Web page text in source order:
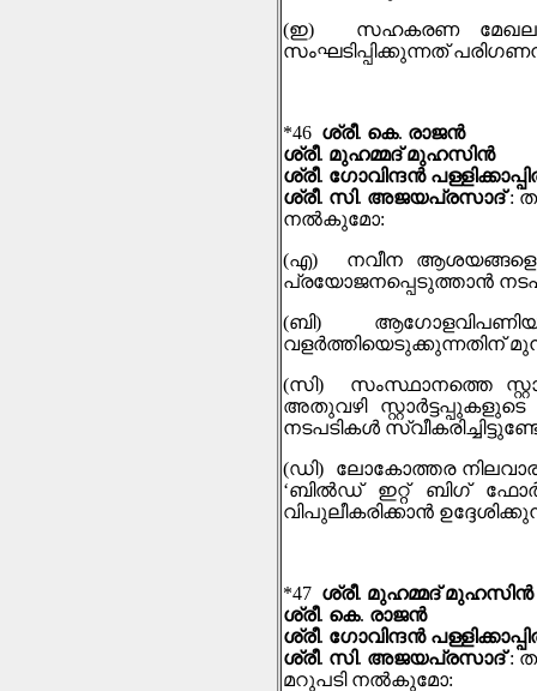
(ഇ) സഹകരണ
സംഘടിപ്പിക്കുന്നത്
*46 ശ്രീ. കെ. രാജന്‍
ശ്രീ. മുഹമ്മദ് മുഹസിന്‍
ശ്രീ. ഗോവിന്ദൻ
ശ്രീ. സി. അജയപ്രസാദ് :
നല്‍കുമോ:
(എ) നവീന
പ്രയോജനപ്പെടുത്താൻ
(ബി)
വളര്‍ത്തിയെടുക്കുന്നതിന് മുൻ
(സി) സംസ്ഥാനത്തെ
അതുവഴി
നടപടികള്‍
(ഡി) ലോകോത്തര
‘ബിൽഡ് ഇറ്റ് ബിഗ്‌ ഫോർ
വിപുലീകരിക്കാൻ
*47 ശ്രീ. മുഹമ്മദ് മുഹസിന്‍
ശ്രീ. കെ. രാജന്‍
ശ്രീ. ഗോവിന്ദൻ
ശ്രീ. സി. അജയപ്രസാദ് :
മറുപടി നല്‍കുമോ: